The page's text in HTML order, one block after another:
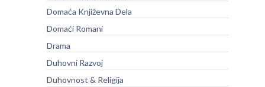
Domaća Književna Dela
Domaći Romani
Drama
Duhovni Razvoj
Duhovnost & Religija